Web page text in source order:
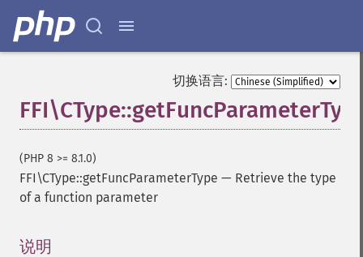
切换语言:
(PHP 8 >= 8.1.0)
FFI\CType::getFuncParameterType — Retrieve the type
of a function parameter
说明